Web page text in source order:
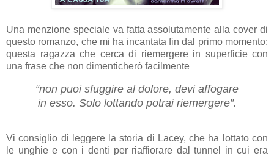
Una menzione speciale va fatta assolutamente alla cover di
questo romanzo, che mi ha incantata fin dal primo momento:
questa ragazza che cerca di riemergere in superficie con
una frase che non dimenticherò facilmente
“non puoi sfuggire al dolore, devi affogare
in esso. Solo lottando potrai riemergere”.
Vi consiglio di leggere la storia di Lacey, che ha lottato con
le unghie e con i denti per riaffiorare dal tunnel in cui era